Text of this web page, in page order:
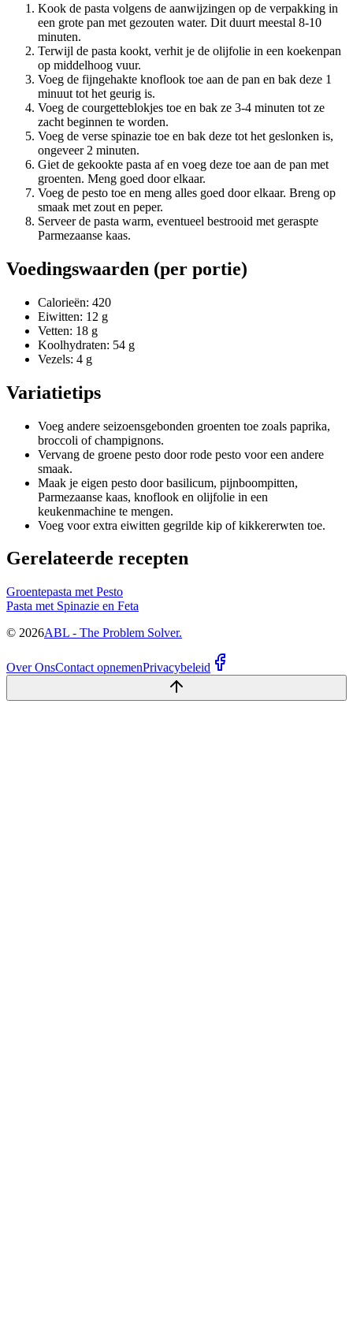
Kook de pasta volgens de aanwijzingen op de verpakking in
een grote pan met gezouten water. Dit duurt meestal 8-10
minuten.
Terwijl de pasta kookt, verhit je de olijfolie in een koekenpan
op middelhoog vuur.
Voeg de fijngehakte knoflook toe aan de pan en bak deze 1
minuut tot het geurig is.
Voeg de courgetteblokjes toe en bak ze 3-4 minuten tot ze
zacht beginnen te worden.
Voeg de verse spinazie toe en bak deze tot het geslonken is,
ongeveer 2 minuten.
Giet de gekookte pasta af en voeg deze toe aan de pan met
groenten. Meng goed door elkaar.
Voeg de pesto toe en meng alles goed door elkaar. Breng op
smaak met zout en peper.
Serveer de pasta warm, eventueel bestrooid met geraspte
Parmezaanse kaas.
Voedingswaarden (per portie)
Calorieën: 420
Eiwitten: 12 g
Vetten: 18 g
Koolhydraten: 54 g
Vezels: 4 g
Variatietips
Voeg andere seizoensgebonden groenten toe zoals paprika,
broccoli of champignons.
Vervang de groene pesto door rode pesto voor een andere
smaak.
Maak je eigen pesto door basilicum, pijnboompitten,
Parmezaanse kaas, knoflook en olijfolie in een
keukenmachine te mengen.
Voeg voor extra eiwitten gegrilde kip of kikkererwten toe.
Gerelateerde recepten
Groentepasta met Pesto
Pasta met Spinazie en Feta
© 2026ABL - The Problem Solver.
Over OnsContact opnemenPrivacybeleid